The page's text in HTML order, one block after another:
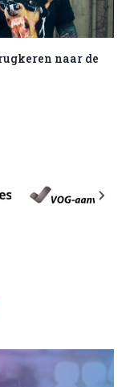
naar de